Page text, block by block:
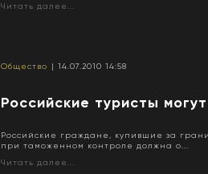
Читать далее...
Общество | 14.07.2010 14:58
Российские туристы
Российские граждане, купившие за
при таможенном контроле должна о...
Читать далее...